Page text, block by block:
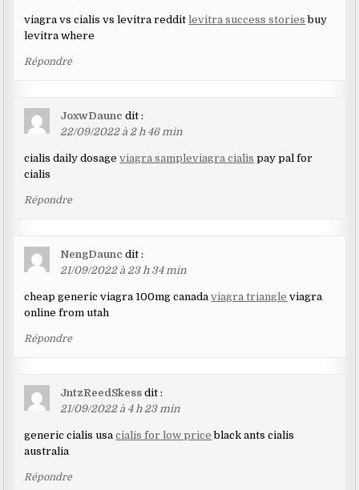
viagra vs cialis vs levitra redditlevitra success stories buy
levitra where
Répondre
JoxwDaunc dit :
22/09/2022 à 2 h 46 min
cialis daily dosageviagra sampleviagra cialis pay pal for
cialis
Répondre
NengDaunc dit :
21/09/2022 à 23 h 34 min
cheap generic viagra 100mg canadaviagra triangle viagra
online from utah
Répondre
JntzReedSkess dit :
21/09/2022 à 4 h 23 min
generic cialis usacialis for low price black ants cialis
australia
Répondre